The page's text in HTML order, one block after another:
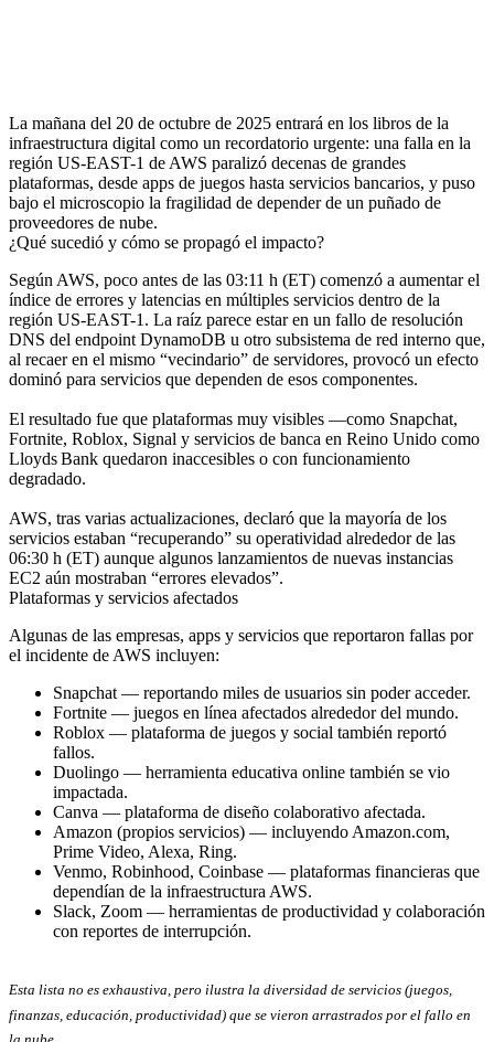
Desarrollamos, integramos y optimizamos tiendas digitales que
La mañana del 20 de octubre de 2025 entrará en los libros de la
infraestructura digital como un recordatorio urgente: una falla en la
región US-EAST-1 de AWS paralizó decenas de grandes
plataformas, desde apps de juegos hasta servicios bancarios, y puso
bajo el microscopio la fragilidad de depender de un puñado de
proveedores de nube.
¿Qué sucedió y cómo se propagó el impacto?
Según AWS, poco antes de las 03:11 h (ET) comenzó a aumentar el
índice de errores y latencias en múltiples servicios dentro de la
región US-EAST-1. La raíz parece estar en un fallo de resolución
DNS del endpoint DynamoDB u otro subsistema de red interno que,
al recaer en el mismo “vecindario” de servidores, provocó un efecto
dominó para servicios que dependen de esos componentes.
El resultado fue que plataformas muy visibles —como Snapchat,
Fortnite, Roblox, Signal y servicios de banca en Reino Unido como
Lloyds Bank quedaron inaccesibles o con funcionamiento
degradado.
AWS, tras varias actualizaciones, declaró que la mayoría de los
servicios estaban “recuperando” su operatividad alrededor de las
06:30 h (ET) aunque algunos lanzamientos de nuevas instancias
EC2 aún mostraban “errores elevados”.
Plataformas y servicios afectados
Algunas de las empresas, apps y servicios que reportaron fallas por
el incidente de AWS incluyen:
Snapchat — reportando miles de usuarios sin poder acceder.
Fortnite — juegos en línea afectados alrededor del mundo.
Roblox — plataforma de juegos y social también reportó
fallos.
Duolingo — herramienta educativa online también se vio
impactada.
Canva — plataforma de diseño colaborativo afectada.
Amazon (propios servicios) — incluyendo Amazon.com,
Prime Video, Alexa, Ring.
Venmo, Robinhood, Coinbase — plataformas financieras que
dependían de la infraestructura AWS.
Slack, Zoom — herramientas de productividad y colaboración
con reportes de interrupción.
Esta lista no es exhaustiva, pero ilustra la diversidad de servicios (juegos,
finanzas, educación, productividad) que se vieron arrastrados por el fallo en